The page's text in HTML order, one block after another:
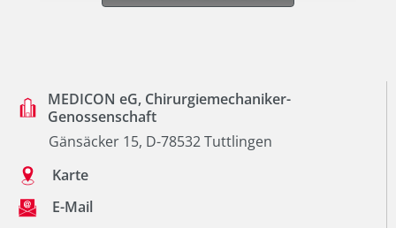
MEDICON eG, Chirurgiemechaniker-
Genossenschaft
Gänsäcker 15, D-78532 Tuttlingen
Karte
E-Mail